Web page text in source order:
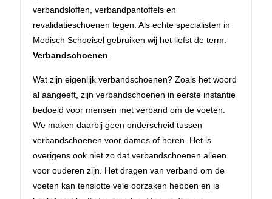
verbandsloffen, verbandpantoffels en
revalidatieschoenen tegen. Als echte specialisten in
Medisch Schoeisel gebruiken wij het liefst de term:
Verbandschoenen
Wat zijn eigenlijk verbandschoenen? Zoals het woord
al aangeeft, zijn verbandschoenen in eerste instantie
bedoeld voor mensen met verband om de voeten.
We maken daarbij geen onderscheid tussen
verbandschoenen voor dames of heren. Het is
overigens ook niet zo dat verbandschoenen alleen
voor ouderen zijn. Het dragen van verband om de
voeten kan tenslotte vele oorzaken hebben en is